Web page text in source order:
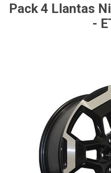
Pack 4 Llantas
-